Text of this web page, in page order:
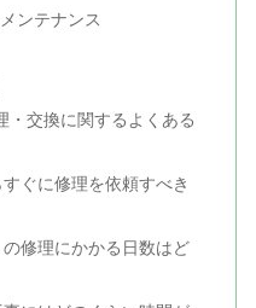
ンテナンス
・交換に関するよくある
ぐに修理を依頼すべき
修理にかかる日数はど